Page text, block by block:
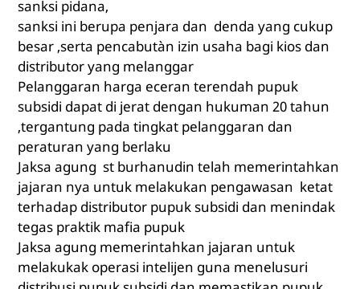
sanksi pidana,
sanksi ini berupa penjara dan denda yang cukup
besar ,serta pencabutàn izin usaha bagi kios dan
distributor yang melanggar
Pelanggaran harga eceran terendah pupuk
subsidi dapat di jerat dengan hukuman 20 tahun
,tergantung pada tingkat pelanggaran dan
peraturan yang berlaku
Jaksa agung st burhanudin telah memerintahkan
jajaran nya untuk melakukan pengawasan ketat
terhadap distributor pupuk subsidi dan menindak
tegas praktik mafia pupuk
Jaksa agung memerintahkan jajaran untuk
melakukak operasi intelijen guna menelusuri